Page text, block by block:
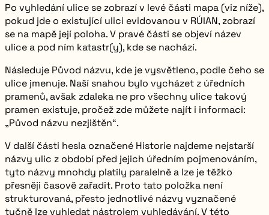
Po vyhledání ulice se zobrazí v levé části mapa (viz níže),
pokud jde o existující ulici evidovanou v RÚIAN, zobrazí
se na mapě její poloha. V pravé části se objeví název
ulice a pod ním katastr(y), kde se nachází.
Následuje Původ názvu, kde je vysvětleno, podle čeho se
ulice jmenuje. Naší snahou bylo vycházet z úředních
pramenů, avšak zdaleka ne pro všechny ulice takový
pramen existuje, pročež zde můžete najít i informaci:
„Původ názvu nezjištěn“.
V další části hesla označené Historie najdeme nejstarší
názvy ulic z období před jejich úředním pojmenováním,
tyto názvy mnohdy platily paralelně a lze je těžko
přesněji časově zařadit. Proto tato položka není
strukturovaná, přesto jednotlivé názvy vyznačené
tučně lze vyhledat nástrojem vyhledávání. V této